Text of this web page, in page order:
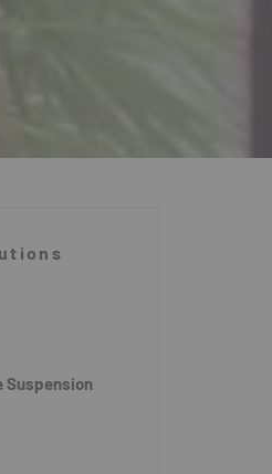
Suspension